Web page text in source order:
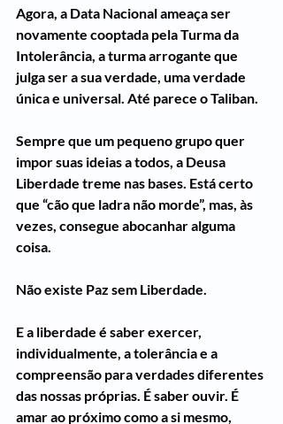
Agora, a Data Nacional ameaça ser
novamente cooptada pela Turma da
Intolerância, a turma arrogante que
julga ser a sua verdade, uma verdade
única e universal. Até parece o Taliban.
Sempre que um pequeno grupo quer
impor suas ideias a todos, a Deusa
Liberdade treme nas bases. Está certo
que “cão que ladra não morde”, mas, às
vezes, consegue abocanhar alguma
coisa.
Não existe Paz sem Liberdade.
E a liberdade é saber exercer,
individualmente, a tolerância e a
compreensão para verdades diferentes
das nossas próprias. É saber ouvir. É
amar ao próximo como a si mesmo,